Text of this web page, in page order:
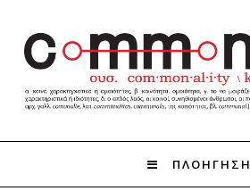
ΠΛΟΗΓΗΣΗ